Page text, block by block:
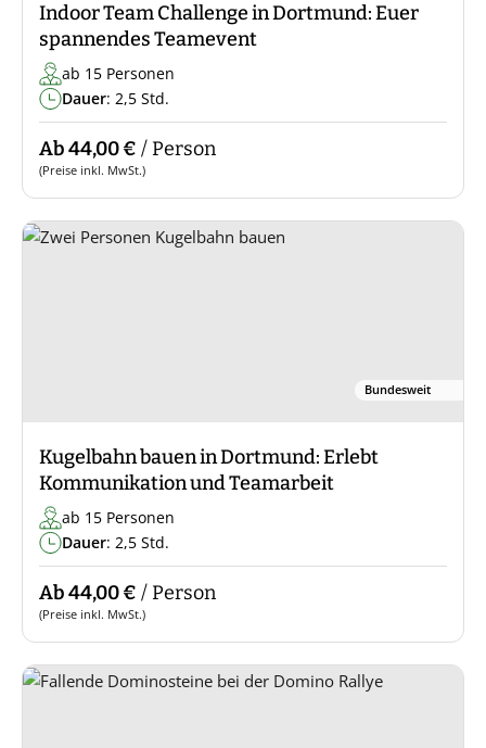
Indoor Team Challenge in Dortmund: Euer
spannendes Teamevent
ab 15 Personen
Dauer: 2,5 Std.
Ab 44,00 € / Person
(Preise inkl. MwSt.)
Bundesweit
Kugelbahn bauen in Dortmund: Erlebt
Kommunikation und Teamarbeit
ab 15 Personen
Dauer: 2,5 Std.
Ab 44,00 € / Person
(Preise inkl. MwSt.)